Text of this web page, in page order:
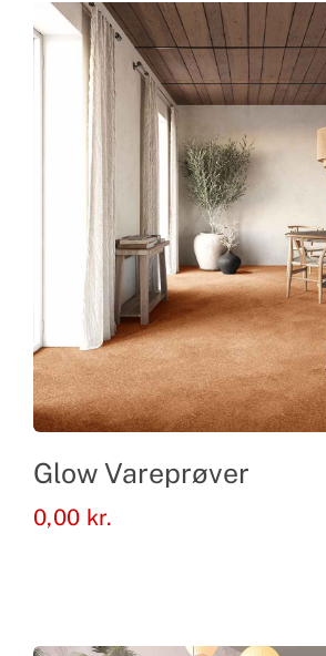
Glow Vareprøver
0,00 kr.